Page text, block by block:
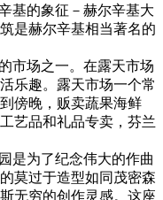
基的象征－赫尔辛基大
是赫尔辛基相当著名的
市场之一。在露天市场
乐趣。露天市场一个常
傍晚，贩卖蔬果海鲜
艺品和礼品专卖，芬兰
是为了纪念伟大的作曲
莫过于造型如同茂密森
无穷的创作灵感。这座